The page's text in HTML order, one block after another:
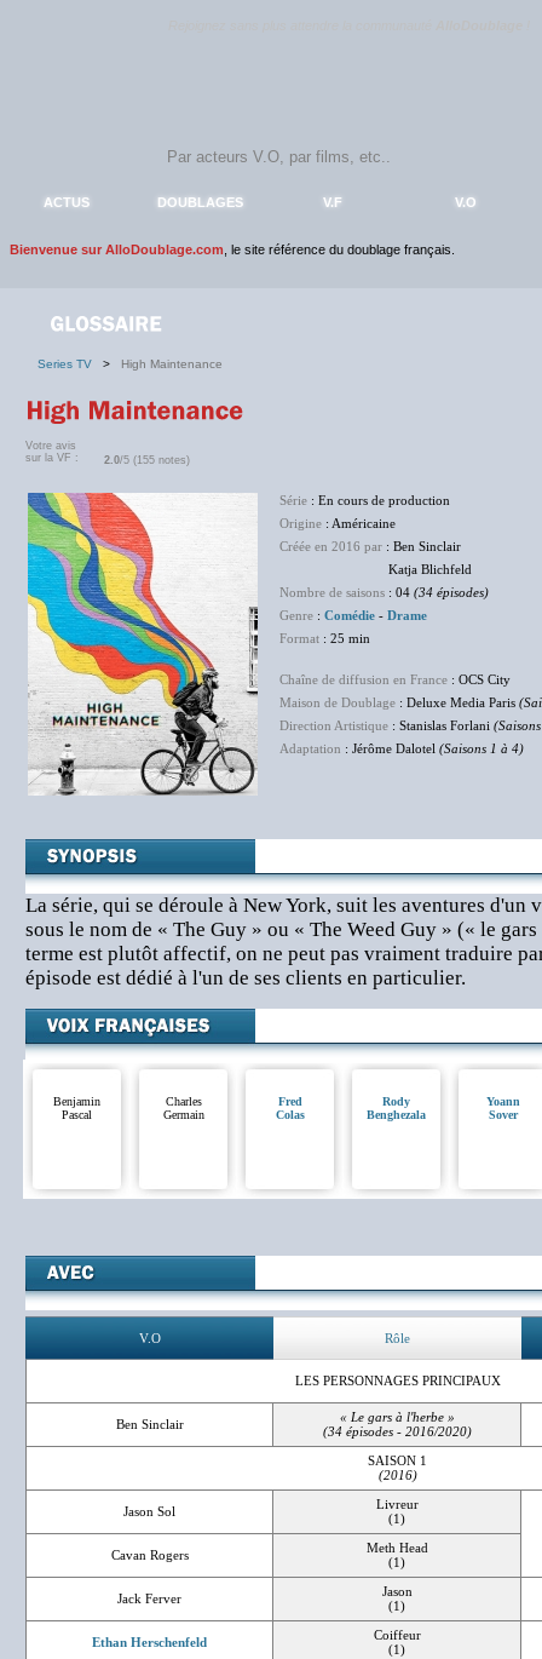
ACTUS DOUBLAGES V.F V.O
Bienvenue sur AlloDoublage.com , le site référence du doublage français.
Series TV > High Maintenance
Votre avis
sur la VF :
2.0/5 (155 notes)
Série : En cours de production
Origine : Américaine
Créée en 2016 par : Ben Sinclair
Katja Blichfeld
Nombre de saisons : 04 (34 épisodes)
Genre : Comédie - Drame
Format : 25 min
Chaîne de diffusion en France : OCS City
Maison de Doublage : Deluxe Media Paris
Direction Artistique : Stanislas Forlani
Adaptation : Jérôme Dalotel (Saisons 1 à 4)
La série, qui se déroule à New York, suit les aventures d'un
sous le nom de « The Guy » ou « The Weed Guy » (« le
terme est plutôt affectif, on ne peut pas vraiment traduire
épisode est dédié à l'un de ses clients en particulier.
Benjamin
Pascal
Charles
Germain
Fred
Colas
Rody
Benghezala
Yoann
Sover
V.O Rôle
LES PERSONNAGES PRINCIPAUX
Ben Sinclair
« Le gars à l'herbe »
(34 épisodes - 2016/2020)
SAISON 1
(2016)
Jason Sol
Livreur
(1)
Cavan Rogers
Meth Head
(1)
Jack Ferver
Jason
(1)
Ethan Herschenfeld
Coiffeur
(1)